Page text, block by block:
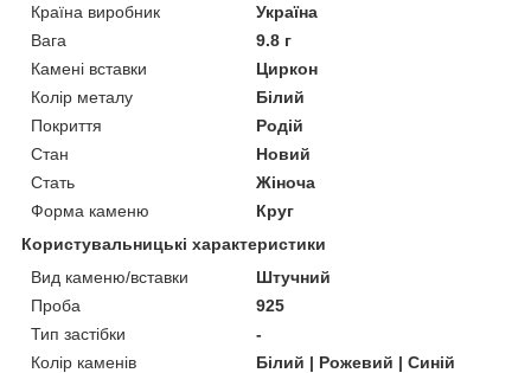
Країна виробник
Україна
Вага
9.8 г
Камені вставки
Циркон
Колір металу
Білий
Покриття
Родій
Стан
Новий
Стать
Жіноча
Форма каменю
Круг
Користувальницькі характеристики
Вид каменю/вставки
Штучний
Проба
925
Тип застібки
-
Колір каменів
Білий | Рожевий | Синій